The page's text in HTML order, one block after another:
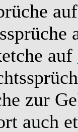
auf
zur
auch